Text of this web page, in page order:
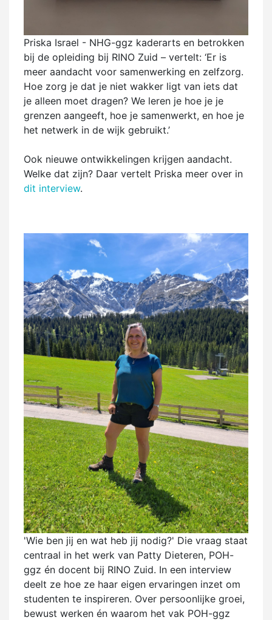
Priska Israel - NHG-ggz kaderarts en betrokken
bij de opleiding bij RINO Zuid – vertelt: ‘Er is
meer aandacht voor samenwerking en zelfzorg.
Hoe zorg je dat je niet wakker ligt van iets dat
je alleen moet dragen? We leren je hoe je je
grenzen aangeeft, hoe je samenwerkt, en hoe je
het netwerk in de wijk gebruikt.’
Ook nieuwe ontwikkelingen krijgen aandacht.
Welke dat zijn? Daar vertelt Priska meer over in
dit interview.
'Wie ben jij en wat heb jij nodig?' Die vraag staat
centraal in het werk van Patty Dieteren, POH-
ggz én docent bij RINO Zuid. In een interview
deelt ze hoe ze haar eigen ervaringen inzet om
studenten te inspireren. Over persoonlijke groei,
bewust werken én waarom het vak POH-ggz